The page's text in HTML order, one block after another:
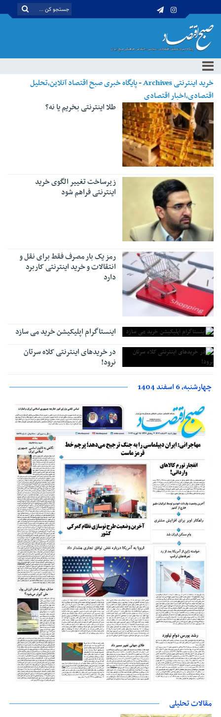
خرید اینترنتی Archives - پایگاه خبری صبح اقتصاد آنلاین،تحلیل
اقتصادی،اخبار اقتصادی
طلا اینترنتی بخریم یا نه؟
زیرساخت تغییر الگوی خرید
اینترنتی فراهم شود
رمز یک بار مصرف فقط برای نقل و
انتقالات و خرید اینترنتی کاربرد
دارد
اینستاگرام اپلیکیشن خرید می سازد
در خریدهای اینترنتی کلاه سرتان
نرود!
چهارشنبه، 6 اسفند 1404
مقالات تحلیلی